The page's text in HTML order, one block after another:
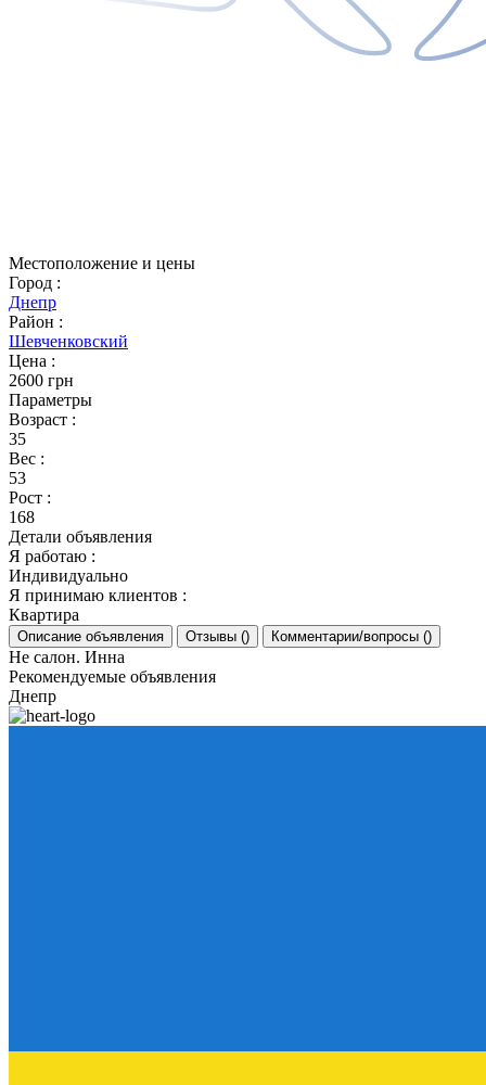
Местоположение и цены
Город :
Днепр
Район :
Шевченковский
Цена :
2600 грн
Параметры
Возраст :
35
Вес :
53
Рост :
168
Детали объявления
Я работаю :
Индивидуально
Я принимаю клиентов :
Квартира
Описание объявления Отзывы () Комментарии/вопросы ()
Не салон. Инна
Рекомендуемые объявления
Днепр